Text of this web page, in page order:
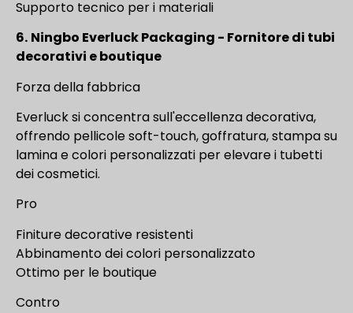
Supporto tecnico per i materiali
6. Ningbo Everluck Packaging - Fornitore di tubi
decorativi e boutique
Forza della fabbrica
Everluck si concentra sull'eccellenza decorativa,
offrendo pellicole soft-touch, goffratura, stampa su
lamina e colori personalizzati per elevare i tubetti
dei cosmetici.
Pro
Finiture decorative resistenti
Abbinamento dei colori personalizzato
Ottimo per le boutique
Contro